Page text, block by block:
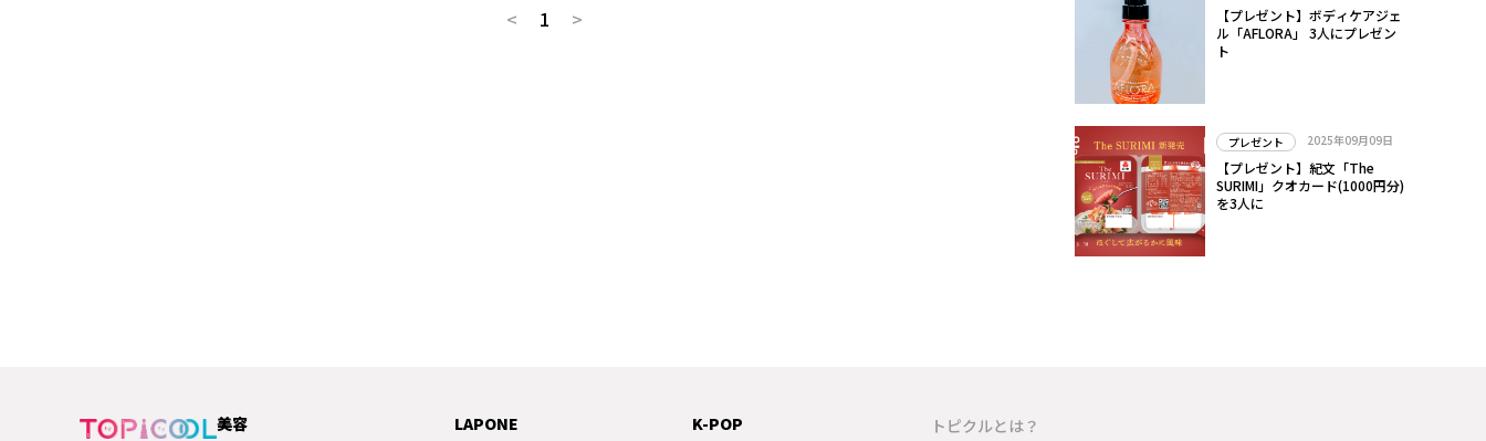
<
1 >
【プレゼント】ボディケアジェ
ル「AFLORA」 3人にプレゼン
ト
プレゼント 2025年09月09日
【プレゼント】紀文「The
SURIMI」クオカード(1000円分)
を3人に
美容
LAPONE
K-POP
トピクルとは？